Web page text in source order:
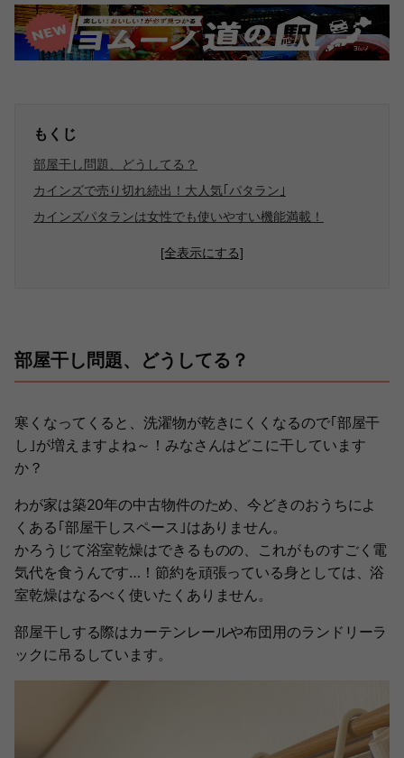
もくじ
部屋干し問題、どうしてる？
カインズで売り切れ続出！大人気｢パタラン｣
カインズパタランは女性でも使いやすい機能満載！
[全表示にする]
部屋干し問題、どうしてる？
寒くなってくると、洗濯物が乾きにくくなるので｢部屋干
し｣が増えますよね～！みなさんはどこに干しています
か？
わが家は築20年の中古物件のため、今どきのおうちによ
くある｢部屋干しスペース｣はありません。
かろうじて浴室乾燥はできるものの、これがものすごく電
気代を食うんです…！節約を頑張っている身としては、浴
室乾燥はなるべく使いたくありません。
部屋干しする際はカーテンレールや布団用のランドリーラ
ックに吊るしています。